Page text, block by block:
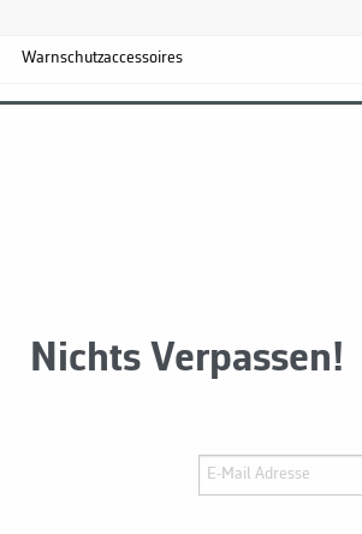
Warnschutzaccessoires
Nichts Verpassen!